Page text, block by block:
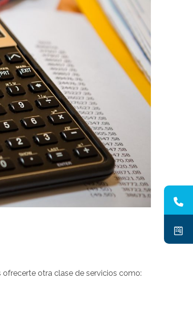
otra clase de servicios como: